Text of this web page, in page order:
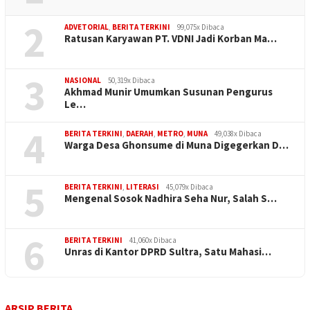
2
ADVETORIAL, BERITA TERKINI 99,075x Dibaca
Ratusan Karyawan PT. VDNI Jadi Korban Ma…
3 NASIONAL 50,319x Dibaca
Akhmad Munir Umumkan Susunan Pengurus
Le…
4 BERITA TERKINI, DAERAH, METRO, MUNA 49,038x Dibaca
Warga Desa Ghonsume di Muna Digegerkan D…
5 BERITA TERKINI, LITERASI 45,079x Dibaca
Mengenal Sosok Nadhira Seha Nur, Salah S…
6 BERITA TERKINI 41,060x Dibaca
Unras di Kantor DPRD Sultra, Satu Mahasi…